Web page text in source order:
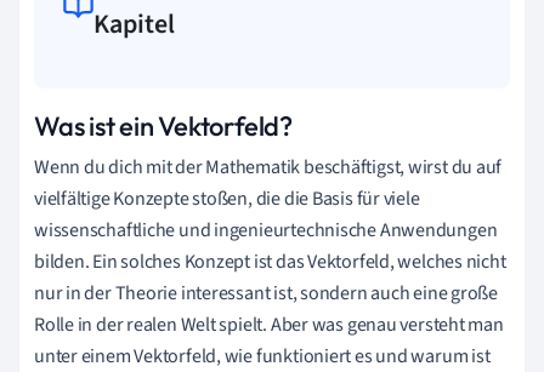
Kapitel
Was ist ein Vektorfeld?
Wenn du dich mit der Mathematik beschäftigst, wirst du auf
vielfältige Konzepte stoßen, die die Basis für viele
wissenschaftliche und ingenieurtechnische Anwendungen
bilden. Ein solches Konzept ist das Vektorfeld, welches nicht
nur in der Theorie interessant ist, sondern auch eine große
Rolle in der realen Welt spielt. Aber was genau versteht man
unter einem Vektorfeld, wie funktioniert es und warum ist